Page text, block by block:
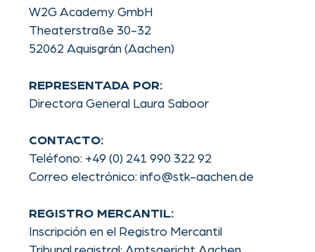
CONTACTO:
Correo electrónico: info@stk-aachen.de
Tribunal registral: Amtsgericht Aachen
Número de registro: HRB 23610
La Comisión Europea ofrece una plataforma
para la resolución de litigios en línea (ODR):
https://ec.europa.eu/consumers/odr
Nuestro correo electrónico aparece arriba en
resolución de conflictos ante una entidad de
arbitraje de consumo.